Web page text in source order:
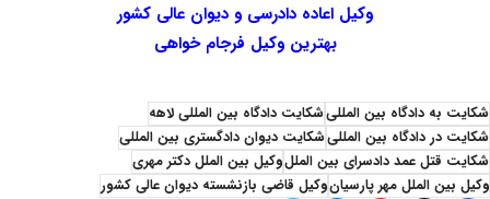
وکیل اعاده دادرسی و دیوان عالی کشور
بهترین وکیل فرجام خواهی
شکایت به دادگاه بین المللیشکایت دادگاه بین المللی لاهه
شکایت در دادگاه بین المللیشکایت دیوان دادگستری بین المللی
شکایت قتل عمد دادسرای بین المللوکیل بین الملل دکتر مهری
وکیل بین الملل مهر پارسیانوکیل قاضی بازنشسته دیوان عالی کشور